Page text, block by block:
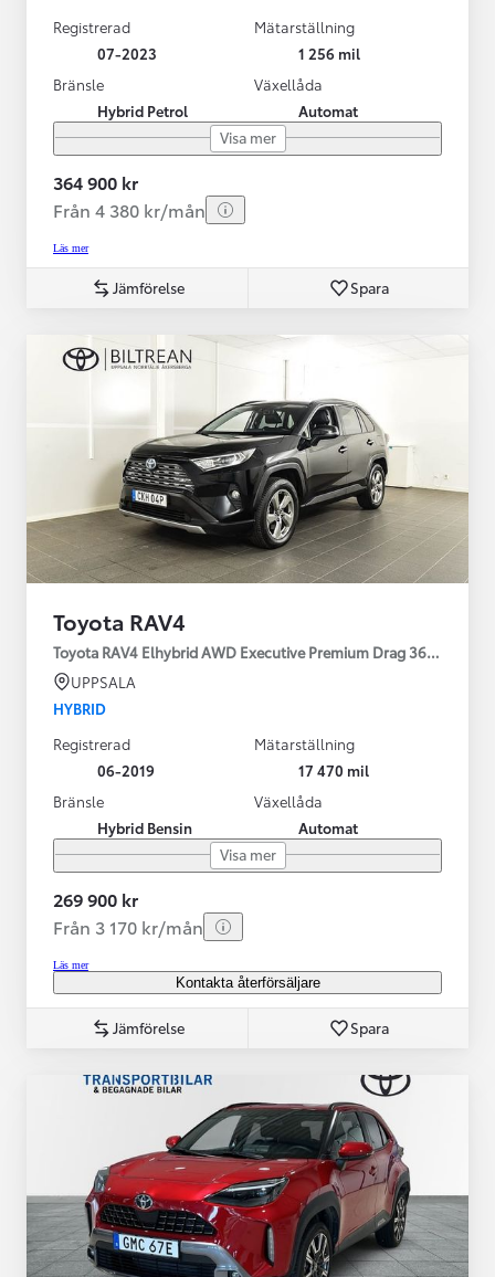
Registrerad
07-2023
Mätarställning
1 256 mil
Bränsle
Hybrid Petrol
Växellåda
Automat
Visa mer
364 900 kr
Från 4 380 kr/mån
Läs mer
Jämförelse Spara
Toyota RAV4
Toyota RAV4 Elhybrid AWD Executive Premium Drag 360-kamera
UPPSALA
HYBRID
Registrerad
06-2019
Mätarställning
17 470 mil
Bränsle
Hybrid Bensin
Växellåda
Automat
Visa mer
269 900 kr
Från 3 170 kr/mån
Läs mer
Kontakta återförsäljare
Jämförelse Spara